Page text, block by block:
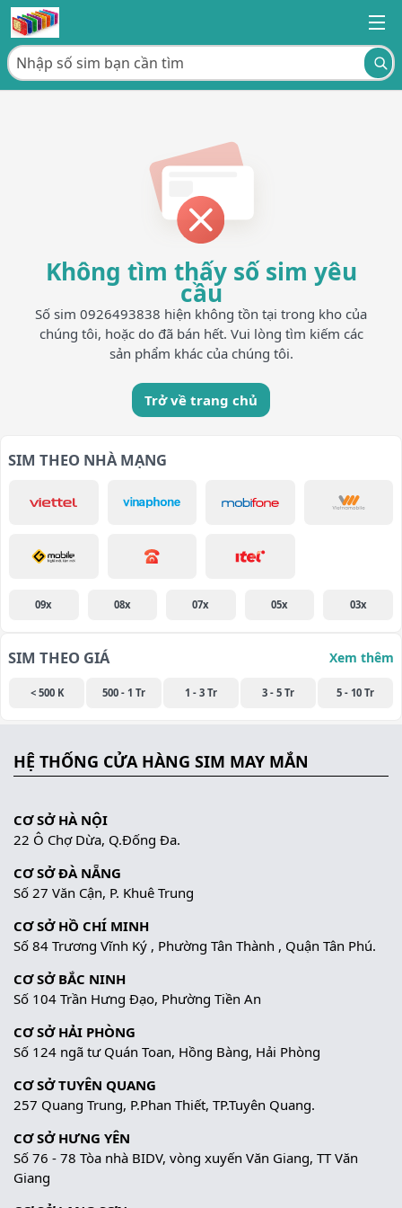
Không tìm thấy số sim yêu
cầu
Số sim 0926493838 hiện không tồn tại trong kho của
chúng tôi, hoặc do đã bán hết. Vui lòng tìm kiếm các
sản phẩm khác của chúng tôi.
Trở về trang chủ
SIM THEO NHÀ MẠNG
09x 08x 07x 05x 03x
SIM THEO GIÁ Xem thêm
< 500 K 500 - 1 Tr 1 - 3 Tr 3 - 5 Tr 5 - 10 Tr
HỆ THỐNG CỬA HÀNG SIM MAY MẮN
CƠ SỞ HÀ NỘI
22 Ô Chợ Dừa, Q.Đống Đa.
CƠ SỞ ĐÀ NẴNG
Số 27 Văn Cận, P. Khuê Trung
CƠ SỞ HỒ CHÍ MINH
Số 84 Trương Vĩnh Ký , Phường Tân Thành , Quận Tân Phú.
CƠ SỞ BẮC NINH
Số 104 Trần Hưng Đạo, Phường Tiền An
CƠ SỞ HẢI PHÒNG
Số 124 ngã tư Quán Toan, Hồng Bàng, Hải Phòng
CƠ SỞ TUYÊN QUANG
257 Quang Trung, P.Phan Thiết, TP.Tuyên Quang.
CƠ SỞ HƯNG YÊN
Số 76 - 78 Tòa nhà BIDV, vòng xuyến Văn Giang, TT Văn
Giang